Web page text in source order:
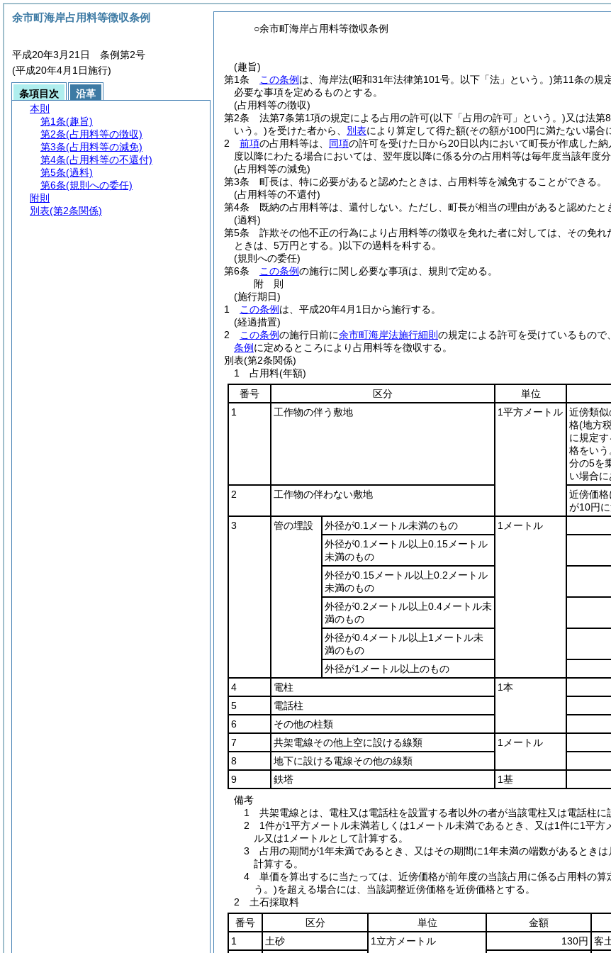
○余市町海岸占用料等徴収条例
(趣旨)
第1条
この条例 は、海岸法(昭和31年法律第101号。以下「法」という。)第11条の規
必要な事項を定めるものとする。
(占用料等の徴収)
第2条
法第7条第1項の規定による占用の許可(以下「占用の許可」という。)又は法第
いう。)を受けた者から、 別表により算定して得た額(その額が100円に満たない場合
2
前項の占用料等は、 同項の許可を受けた日から20日以内において町長が作成した納
度以降にわたる場合においては、翌年度以降に係る分の占用料等は毎年度当該年度
(占用料等の減免)
第3条
町長は、特に必要があると認めたときは、占用料等を減免することができる。
(占用料等の不還付)
第4条
既納の占用料等は、還付しない。 ただし、町長が相当の理由があると認めたと
(過料)
第5条
詐欺その他不正の行為により占用料等の徴収を免れた者に対しては、その免
ときは、5万円とする。)以下の過料を科する。
(規則への委任)
第6条
この条例の施行に関し必要な事項は、規則で定める。
附 則
(施行期日)
1
この条例 は、平成20年4月1日から施行する。
(経過措置)
2
この条例の施行日前に余市町海岸法施行細則 の規定による許可を受けているもので、
条例 に定めるところにより占用料等を徴収する。
別表(第2条関係)
1 占用料(年額)
番号
区分 単位
1
工作物の伴う敷地 1平方メートル 近傍類
格(地方
に規定
格をい
分の5を
い場合
2
工作物の伴わない敷地 近傍価
が10円
3
管の埋設 外径が0.1メートル未満のもの 1メートル
外径が0.1メートル以上0.15メートル
未満のもの
外径が0.15メートル以上0.2メートル
未満のもの
外径が0.2メートル以上0.4メートル未
満のもの
外径が0.4メートル以上1メートル未
満のもの
外径が1メートル以上のもの
4
電柱 1本
5 電話柱
6
その他の柱類
7
共架電線その他上空に設ける線類 1メートル
8
地下に設ける電線その他の線類
9
鉄塔 1基
備考
1 共架電線とは、電柱又は電話柱を設置する者以外の者が当該電柱又は電話柱に
2 1件が1平方メートル未満若しくは1メートル未満であるとき、又は1件に1平方
ル又は1メートルとして計算する。
3 占用の期間が1年未満であるとき、又はその期間に1年未満の端数があるとき
計算する。
4 単価を算出するに当たっては、近傍価格が前年度の当該占用に係る占用料の
う。)を超える場合には、当該調整近傍価格を近傍価格とする。
2 土石採取料
番号
区分 単位 金額
1
土砂 1立方メートル 130円 客
余市町海岸占用料等徴収条例
平成20年3月21日 条例第2号
(平成20年4月1日施行)
条項目次
沿革
本則
第1条(趣旨)
第2条(占用料等の徴収)
第3条(占用料等の減免)
第4条(占用料等の不還付)
第5条(過料)
第6条(規則への委任)
附則
別表(第2条関係)